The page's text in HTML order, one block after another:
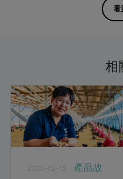
看
相
2025-12-15
產品故